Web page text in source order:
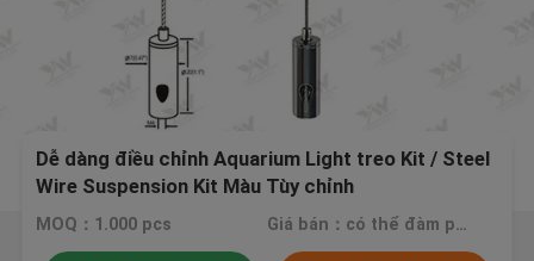
Dễ dàng điều chỉnh Aquarium Light treo Kit / Steel
Wire Suspension Kit Màu Tùy chỉnh
MOQ：1.000 pcs Giá bán：có thể đàm phán